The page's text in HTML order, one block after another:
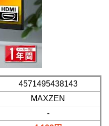
4571495438143
MAXZEN
-